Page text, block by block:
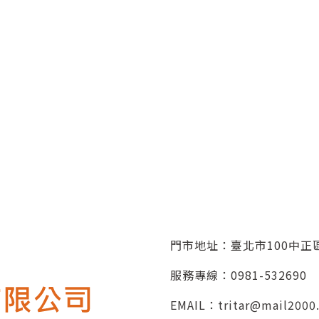
門市地址：臺北市100中
服務專線： 0981-532690
EMAIL：